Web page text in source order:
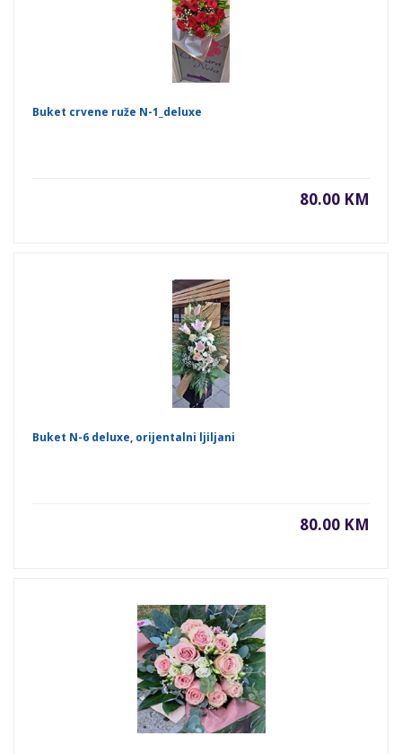
Buket crvene ruže N-1_deluxe
80.00 KM
Buket N-6 deluxe, orijentalni ljiljani
80.00 KM